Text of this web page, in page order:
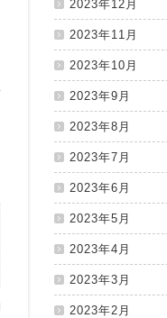
2023年12月
2023年11月
2023年10月
2023年9月
2023年8月
2023年7月
2023年6月
2023年5月
2023年4月
2023年3月
2023年2月